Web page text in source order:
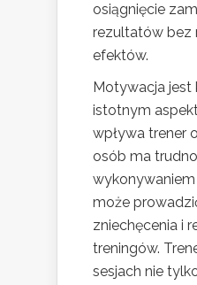
osiągnięcie
rezultatów bez
efektów.
Motywacja jest
istotnym
wpływa trener
osób ma
może
zniechęcenia i
treningów.
sesjach nie